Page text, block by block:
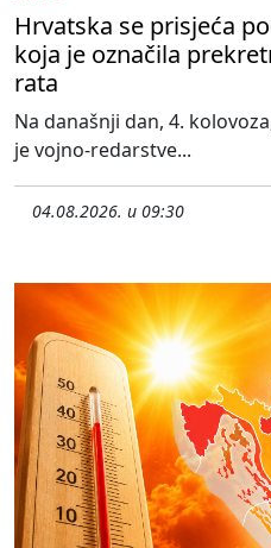
Hrvatska se prisjeća
koja je označila
rata
Na današnji dan, 4.
je vojno-redarstve...
04.08.2026. u 09:30